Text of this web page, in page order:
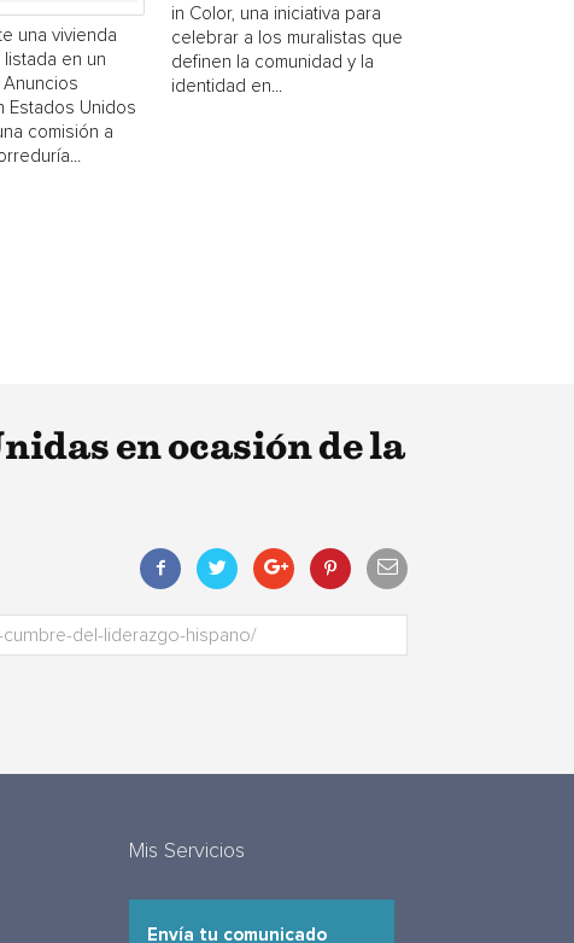
una vivienda
en un
Estados Unidos
comisión a
in Color, una iniciativa para
celebrar a los muralistas que
definen la comunidad y la
identidad en...
en ocasión de la
Mis Servicios
Envía tu comunicado